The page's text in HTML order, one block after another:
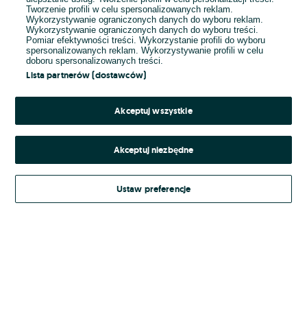
Hasło
Kontynuując za pośrednictwem jednego z dostawców wskazanych powyżej,
Regulamin serwisu OLX.pl w jego aktualnym brzmieniu.
Tworzenie profili w celu spersonalizowanych reklam.
Wykorzystywanie ograniczonych danych do wyboru reklam.
Wykorzystywanie ograniczonych danych do wyboru treści.
Pomiar efektywności treści. Wykorzystanie profili do wyboru
spersonalizowanych reklam. Wykorzystywanie profili w celu
doboru spersonalizowanych treści.
Lista partnerów (dostawców)
Akceptuj wszystkie
Akceptuj niezbędne
Ustaw preferencje